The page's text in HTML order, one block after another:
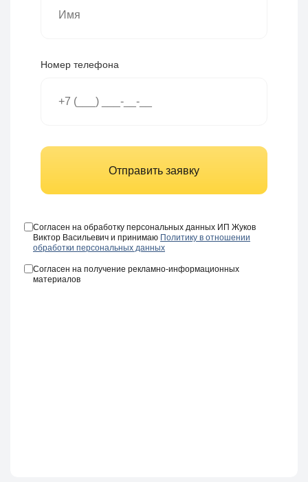
Номер телефона
Отправить заявку
Согласен на обработку персональных данных ИП Жуков
Виктор Васильевич и принимаю Политику в отношении
обработки персональных данных
Согласен на получение рекламно-информационных
материалов